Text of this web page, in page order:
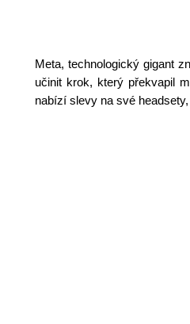
Meta, technologický gigant
učinit krok, který překvapil
nabízí slevy na své